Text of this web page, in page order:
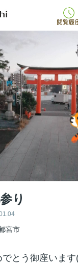
閲覧履
り
宮市
とう御座いま